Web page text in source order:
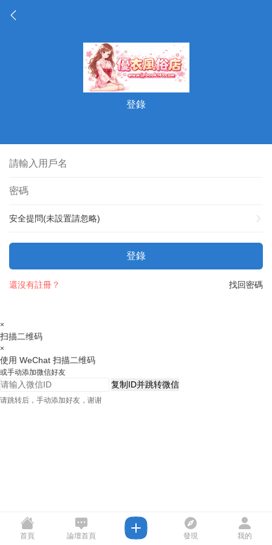
登錄
安全提問(未設置請忽略)
登錄
找回密碼
還沒有註冊？
×
扫描二维码
×
使用 WeChat 扫描二维码
或手动添加微信好友
复制ID并跳转微信
请跳转后，手动添加好友，谢谢
首頁 論壇首頁 發現 我的